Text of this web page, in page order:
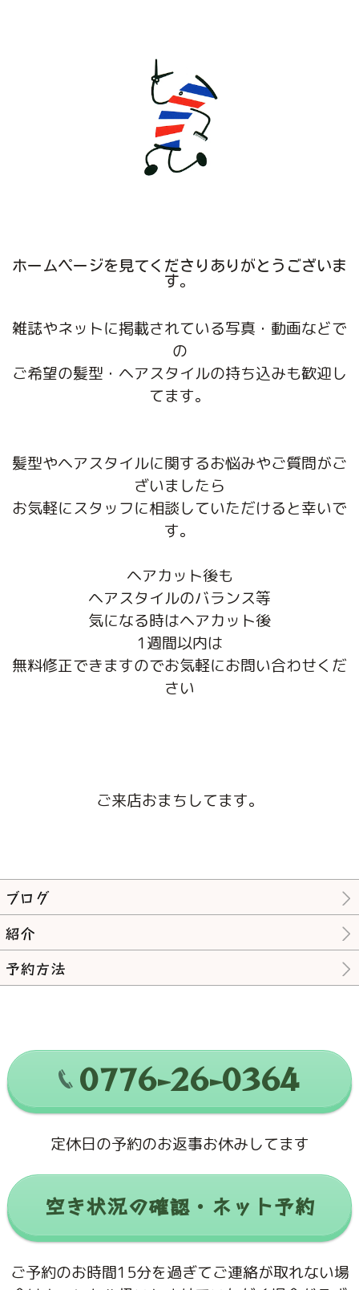
ホームページを見てくださりありがとうございま
す。
雑誌やネットに掲載されている写真・動画などで
の
ご希望の髪型・ヘアスタイルの持ち込みも歓迎し
てます。
髪型やヘアスタイルに関するお悩みやご質問がご
ざいましたら
お気軽にスタッフに相談していただけると幸いで
す。
ヘアカット後も
ヘアスタイルのバランス等
気になる時はヘアカット後
1週間以内は
無料修正できますのでお気軽にお問い合わせくだ
さい
ご来店おまちしてます。
ブログ
紹介
予約方法
0776-26-0364
定休日の予約のお返事お休みしてます
空き状況の確認・ネット予約
ご予約のお時間15分を過ぎてご連絡が取れない場